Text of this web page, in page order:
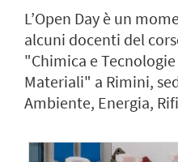
L’Open Day è un
alcuni docenti del
"Chimica e
Materiali" a Rimini,
Ambiente, Energia,